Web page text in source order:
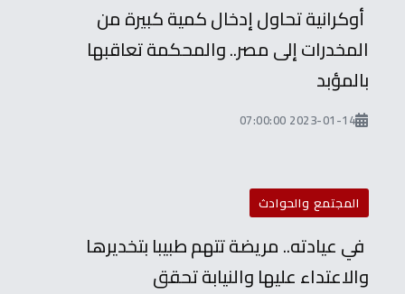
أوكرانية تحاول إدخال كمية كبيرة من
المخدرات إلى مصر.. والمحكمة تعاقبها
بالمؤبد
2023-01-14 07:00:00
المجتمع والحوادث
في عيادته.. مريضة تتهم طبيبا بتخديرها
والاعتداء عليها والنيابة تحقق